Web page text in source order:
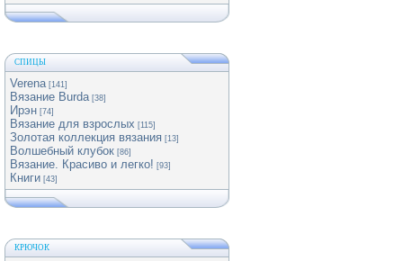
СПИЦЫ
Verena [141]
Вязание Burda [38]
Ирэн [74]
Вязание для взрослых [115]
Золотая коллекция вязания [13]
Волшебный клубок [86]
Вязание. Красиво и легко! [93]
Книги [43]
КРЮЧОК